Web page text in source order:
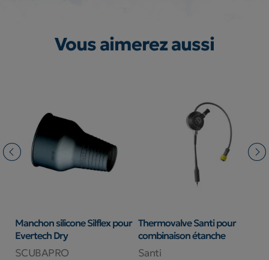
Vous aimerez aussi
Manchon silicone Silflex pour
Evertech Dry
SCUBAPRO
Thermovalve Santi pour
combinaison étanche
Santi